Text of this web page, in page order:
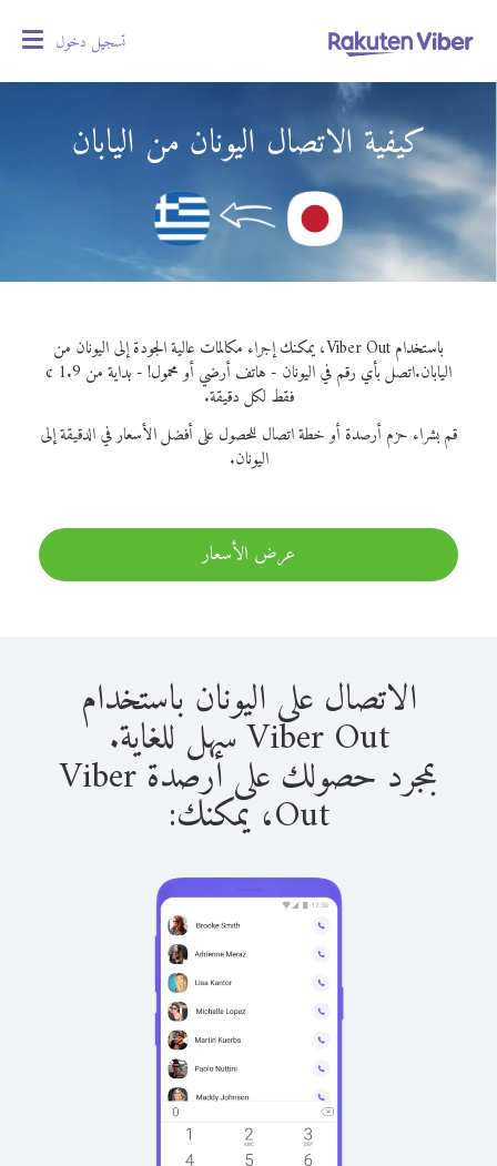
تسجيل دخول
كيفية الاتصال اليونان من اليابان
باستخدام Viber Out، يمكنك إجراء مكالمات عالية الجودة إلى اليونان من
اليابان.
اتصل بأي رقم في اليونان - هاتف أرضي أو محمول! - بداية من 1.9 ¢
فقط لكل دقيقة.
قم بشراء حزم أرصدة أو خطة اتصال للحصول على أفضل الأسعار في الدقيقة إلى
اليونان.
عرض الأسعار
الاتصال على اليونان باستخدام
Viber Out سهل للغاية.
بمجرد حصولك على أرصدة Viber
Out، يمكنك: